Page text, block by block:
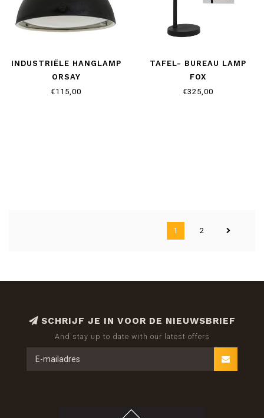
INDUSTRIËLE HANGLAMP
ORSAY
€115,00
TAFEL- BUREAU LAMP
FOX
€325,00
1 2
SCHRIJF JE IN VOOR DE NIEUWSBRIEF
And stay up to date with our latest offers